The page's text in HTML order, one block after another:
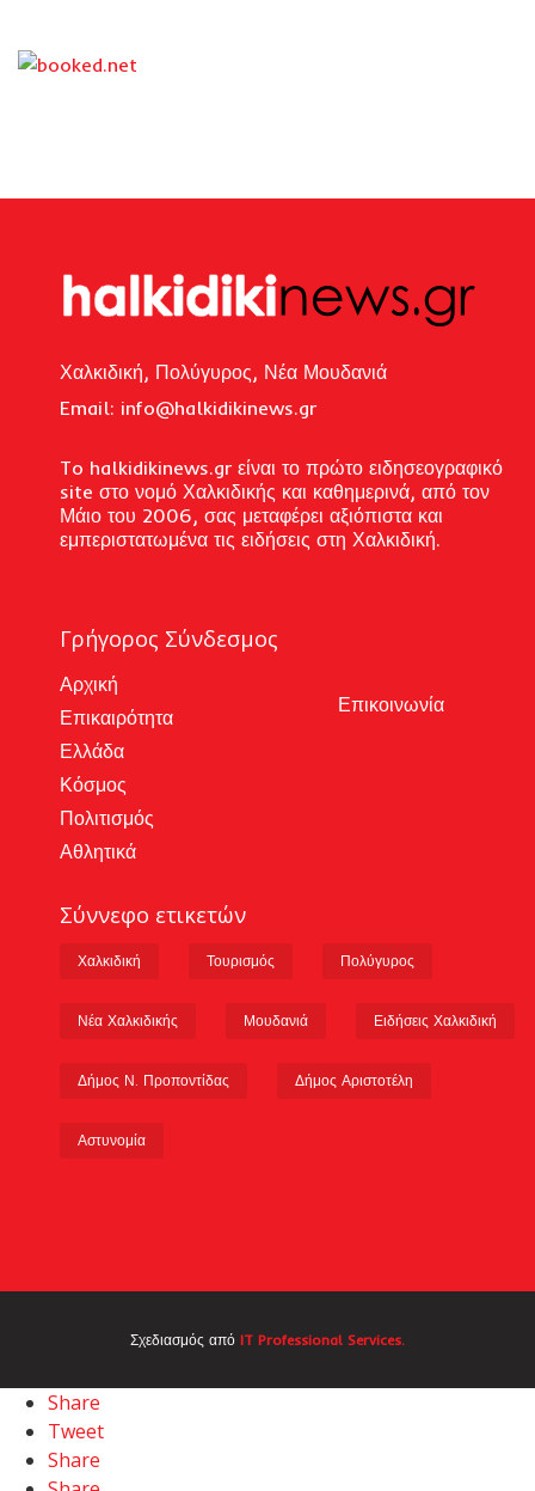
Χαλκιδική, Πολύγυρος, Νέα Μουδανιά
Email: info@halkidikinews.gr
To halkidikinews.gr είναι το πρώτο ειδησεογραφικό
site στο νομό Χαλκιδικής και καθημερινά, από τον
Μάιο του 2006, σας μεταφέρει αξιόπιστα και
εμπεριστατωμένα τις ειδήσεις στη Χαλκιδική.
Γρήγορος Σύνδεσμος
Αρχική
Επικαιρότητα
Ελλάδα
Κόσμος
Πολιτισμός
Αθλητικά
Επικοινωνία
Σύννεφο ετικετών
Χαλκιδική Τουρισμός Πολύγυρος
Νέα Χαλκιδικής Μουδανιά Ειδήσεις Χαλκιδική
Δήμος Ν. Προποντίδας Δήμος Αριστοτέλη
Αστυνομία
Σχεδιασμός από IT Professional Services.
Share
Tweet
Share